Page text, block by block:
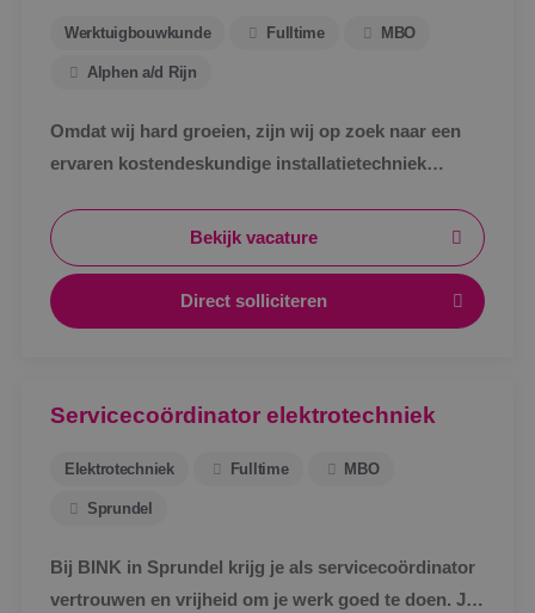
Werktuigbouwkunde Fulltime MBO
Alphen a/d Rijn
Omdat wij hard groeien, zijn wij op zoek naar een
ervaren kostendeskundige installatietechniek
Bekijk vacature
Direct solliciteren
Servicecoördinator elektrotechniek
Elektrotechniek Fulltime MBO
Sprundel
Bij BINK in Sprundel krijg je als servicecoördinator
vertrouwen en vrijheid om je werk goed te doen. Je